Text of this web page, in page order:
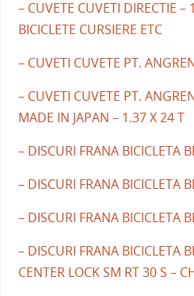
– CUVETE CUVETI DIRECTIE
BICICLETE CURSIERE ETC
– CUVETI CUVETE PT.
– CUVETI CUVETE PT.
MADE IN JAPAN – 1.37 X 24 T
– DISCURI FRANA BICICLETA
– DISCURI FRANA BICICLETA
– DISCURI FRANA BICICLETA
– DISCURI FRANA BICICLETA
CENTER LOCK SM RT 30 S –